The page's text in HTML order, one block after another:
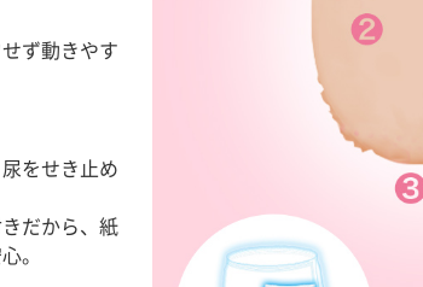
ず動きやす
をせき止め
だから、紙
。